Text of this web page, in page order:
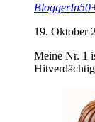
19. Oktober
Meine Nr. 1